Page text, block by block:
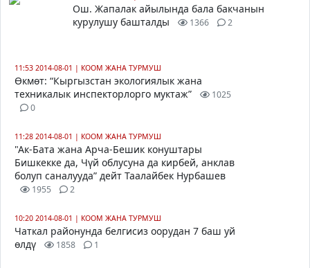
Ош.Жапалак айылында бала бакчанын
курулушу башталды
1366 2
11:53 2014-08-01 | КООМ ЖАНА ТУРМУШ
Өкмөт: “Кыргызстан экологиялык жана
техникалык инспекторлорго муктаж”
1025
0
11:28 2014-08-01 | КООМ ЖАНА ТУРМУШ
"Ак-Бата жана Арча-Бешик конуштары
Бишкекке да, Чүй облусуна да кирбей, анклав
болуп саналууда” дейт Таалайбек Нурбашев
1955 2
10:20 2014-08-01 | КООМ ЖАНА ТУРМУШ
Чаткал районунда белгисиз оорудан 7 баш уй
өлдү
1858 1